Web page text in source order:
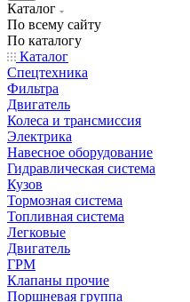
Каталог
По всему сайту
По каталогу
Каталог
Спецтехника
Фильтра
Двигатель
Колеса и трансмиссия
Электрика
Навесное оборудование
Гидравлическая система
Кузов
Тормозная система
Топливная система
Легковые
Двигатель
ГРМ
Клапаны прочие
Поршневая группа